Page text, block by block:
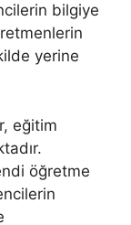
bilgiye
yerine
eğitim
öğretme